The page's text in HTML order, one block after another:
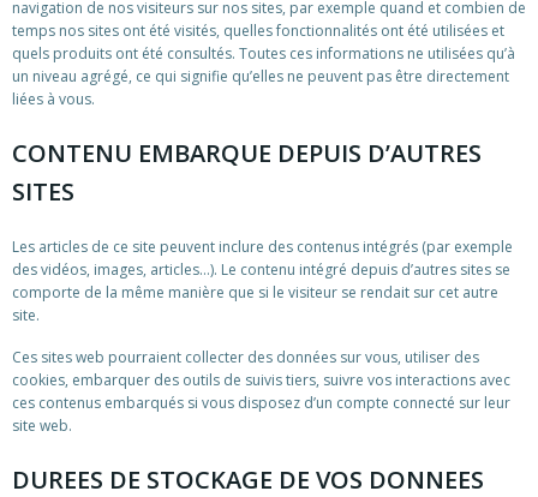
navigation de nos visiteurs sur nos sites, par exemple quand et combien de
temps nos sites ont été visités, quelles fonctionnalités ont été utilisées et
quels produits ont été consultés. Toutes ces informations ne utilisées qu’à
un niveau agrégé, ce qui signifie qu’elles ne peuvent pas être directement
liées à vous.
CONTENU EMBARQUE DEPUIS D’AUTRES
SITES
Les articles de ce site peuvent inclure des contenus intégrés (par exemple
des vidéos, images, articles…). Le contenu intégré depuis d’autres sites se
comporte de la même manière que si le visiteur se rendait sur cet autre
site.
Ces sites web pourraient collecter des données sur vous, utiliser des
cookies, embarquer des outils de suivis tiers, suivre vos interactions avec
ces contenus embarqués si vous disposez d’un compte connecté sur leur
site web.
DUREES DE STOCKAGE DE VOS DONNEES